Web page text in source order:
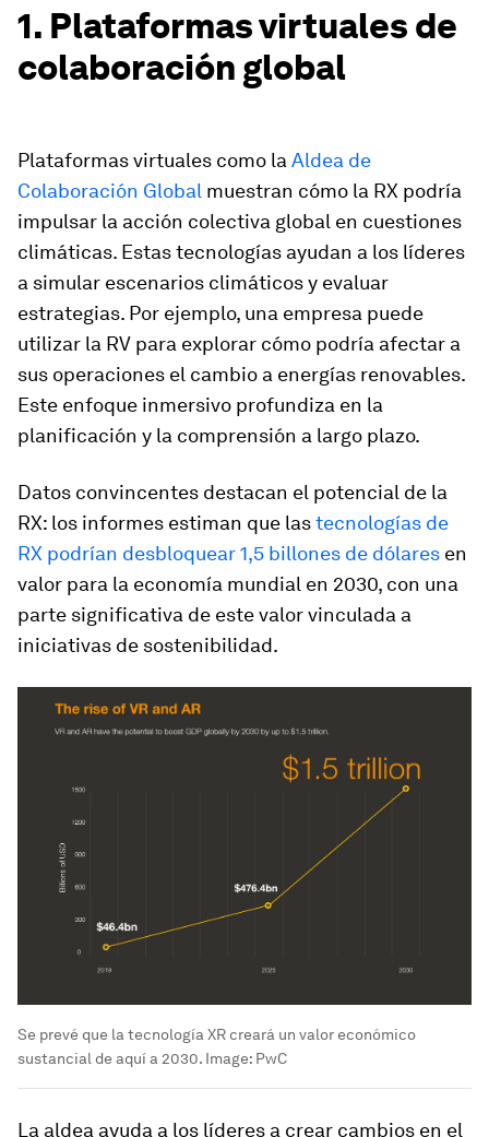
1. Plataformas virtuales de
colaboración global
Plataformas virtuales como la Aldea de
Colaboración Global muestran cómo la RX podría
impulsar la acción colectiva global en cuestiones
climáticas. Estas tecnologías ayudan a los líderes
a simular escenarios climáticos y evaluar
estrategias. Por ejemplo, una empresa puede
utilizar la RV para explorar cómo podría afectar a
sus operaciones el cambio a energías renovables.
Este enfoque inmersivo profundiza en la
planificación y la comprensión a largo plazo.
Datos convincentes destacan el potencial de la
RX: los informes estiman que lastecnologías de
RX podrían desbloquear 1,5 billones de dólares en
valor para la economía mundial en 2030, con una
parte significativa de este valor vinculada a
iniciativas de sostenibilidad.
Se prevé que la tecnología XR creará un valor económico
sustancial de aquí a 2030. Image: PwC
La aldea ayuda a los líderes a crear cambios en el